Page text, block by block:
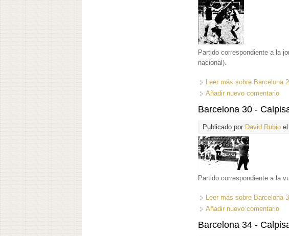
Partido correspondiente a la
nacional).
Leer más sobre Barcelona
Añadir nuevo comentario
Barcelona 30 -
Publicado por David Rubio
Partido correspondiente a la
Leer más sobre Barcelona
Añadir nuevo comentario
Barcelona 34 -